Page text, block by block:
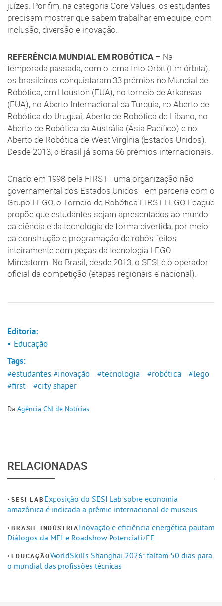
juízes. Por fim, na categoria Core Values, os estudantes
precisam mostrar que sabem trabalhar em equipe, com
inclusão, diversão e inovação.
REFERÊNCIA MUNDIAL EM ROBÓTICA – Na
temporada passada, com o tema Into Orbit (Em órbita),
os brasileiros conquistaram 33 prêmios no Mundial de
Robótica, em Houston (EUA), no torneio de Arkansas
(EUA), no Aberto Internacional da Turquia, no Aberto de
Robótica do Uruguai, Aberto de Robótica do Líbano, no
Aberto de Robótica da Austrália (Ásia Pacífico) e no
Aberto de Robótica de West Virgínia (Estados Unidos).
Desde 2013, o Brasil já soma 66 prêmios internacionais.
Criado em 1998 pela FIRST - uma organização não
governamental dos Estados Unidos - em parceria com o
Grupo LEGO, o Torneio de Robótica FIRST LEGO League
propõe que estudantes sejam apresentados ao mundo
da ciência e da tecnologia de forma divertida, por meio
da construção e programação de robôs feitos
inteiramente com peças da tecnologia LEGO
Mindstorm. No Brasil, desde 2013, o SESI é o operador
oficial da competição (etapas regionais e nacional).
Editoria:
• Educação
Tags:
#estudantes #inovação #tecnologia #robótica
#lego
#first
#city shaper
Da Agência CNI de Notícias
RELACIONADAS
SESI LAB Exposição do SESI Lab sobre economia
amazônica é indicada a prêmio internacional de museus
BRASIL INDÚSTRIAInovação e eficiência energética pautam
Diálogos da MEI e Roadshow PotencializEE
EDUCAÇÃOWorldSkills Shanghai 2026: faltam 50 dias para
o mundial das profissões técnicas